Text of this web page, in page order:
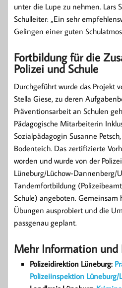
unter die Lupe zu nehmen. Lars
Schulleiter: „Ein sehr
Gelingen einer guten
Fortbildung für die
Polizei und Schule
Durchgeführt wurde das Projekt
Stella Giese, zu deren
Präventionsarbeit an Schulen
Pädagogische Mitarbeiterin
Sozialpädagogin Susanne
Bodenteich. Das zertifizierte
worden und wurde von der
Lüneburg/Lüchow-Dannenberg/
Tandemfortbildung
Schule) angeboten. Gemeinsam
Übungen ausprobiert und die
passgenau geplant.
Mehr Information und
Polizeidirektion Lüneburg:
Polizeiinspektion Lüneburg/